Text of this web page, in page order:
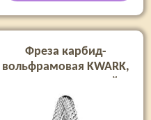
Фреза карбид-
вольфрамовая KWARK,
конус скругленный
красная, 6 мм
(KT60124F0)